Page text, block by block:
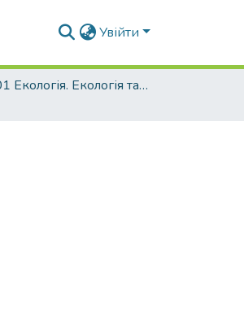
Увійти
101 Екологія. Екологія та охорона навколишнього середовища